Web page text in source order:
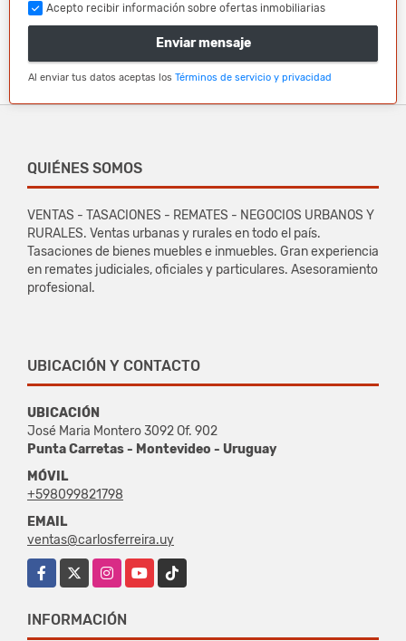
Acepto recibir información sobre ofertas inmobiliarias
Enviar mensaje
Al enviar tus datos aceptas los Términos de servicio y privacidad
QUIÉNES SOMOS
VENTAS - TASACIONES - REMATES - NEGOCIOS URBANOS Y
RURALES. Ventas urbanas y rurales en todo el país.
Tasaciones de bienes muebles e inmuebles. Gran experiencia
en remates judiciales, oficiales y particulares. Asesoramiento
profesional.
UBICACIÓN Y CONTACTO
UBICACIÓN
José Maria Montero 3092 Of. 902
Punta Carretas - Montevideo - Uruguay
MÓVIL
+598099821798
EMAIL
ventas@carlosferreira.uy
Facebook
InstagramYouTubeTikTok
INFORMACIÓN